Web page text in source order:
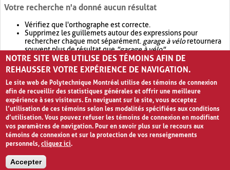
Votre recherche n'a donné aucun résultat
Vérifiez que l'orthographe est correcte.
Supprimez les guillemets autour des expressions pour
rechercher chaque mot séparément. garage à véloretournera
souvent plus de résultat que"garage à vélo".
Envisagez d'élargir votre recherche avec OR.garage OR vélo
retournera souvent plus de résultat quegarage à vélo
NOTRE SITE WEB UTILISE DES TÉMOINS AFIN DE
REHAUSSER VOTRE EXPÉRIENCE DE NAVIGATION.
Le site web de Polytechnique Montréal utilise des témoins de connexion
afin de recueillir des statistiques générales et offrir une meilleure
expérience à ses visiteurs. En naviguant sur le site, vous acceptez
l’utilisation de ces témoins selon les modalités spécifiées aux conditions
d’utilisation. Vous pouvez refuser les témoins de connexion en modifiant
vos paramètres de navigation. Pour en savoir plus sur le recours aux
témoins de connexion et sur la protection de vos renseignements
personnels,cliquez ici.
Accepter